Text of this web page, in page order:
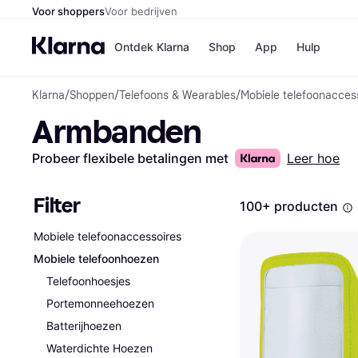
Voor shoppersVoor bedrijven
Ontdek Klarna Shop
Winkels
H&M
App Hulp
Klarna/Shoppen/Telefoons & Wearables/Mobiele
Armbanden
Probeer flexibele betalingen met Leer hoe
Filter
Mobiele telefoonaccessoires
Mobiele telefoonhoezen
Telefoonhoesjes
Portemonneehoezen
Batterijhoezen
Waterdichte Hoezen
100+ producten